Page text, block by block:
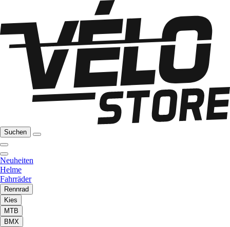
Suchen
Neuheiten
Helme
Fahrräder
Rennrad
Kies
MTB
BMX